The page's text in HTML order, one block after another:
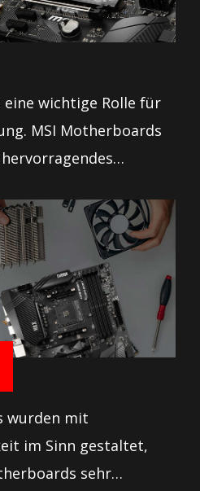
wichtige Rolle für
MSI Motherboards
bieten viele
Kontrolle über die
zu geben.
wurden mit
im Sinn gestaltet,
sehr